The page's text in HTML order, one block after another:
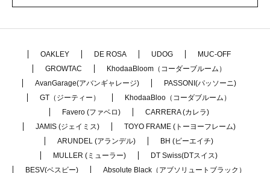
OAKLEY DE ROSA UDOG
MUC-OFF
GROWTAC
KhodaaBloom（コーダーブルーム）
AvanGarage(アバンギャレージ)
PASSONI(パッソーニ)
GT（ジーティー）
KhodaaBloo（コーダブルーム）
Favero (ファベロ)
CARRERA (カレラ)
JAMIS (ジェイミス)
TOYO FRAME (トーヨーフレーム)
ARUNDEL (アランデル)
BH (ビーエイチ)
MULLER (ミューラー)
DT Swiss(DTスイス)
BESV(ベスビー)
Absolute Black（アブソリュートブラック）